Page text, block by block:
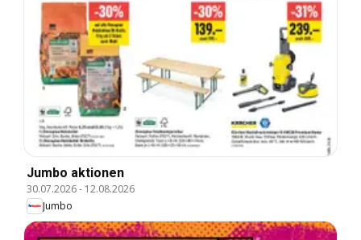
Jumbo aktionen
30.07.2026- 12.08.2026
Jumbo